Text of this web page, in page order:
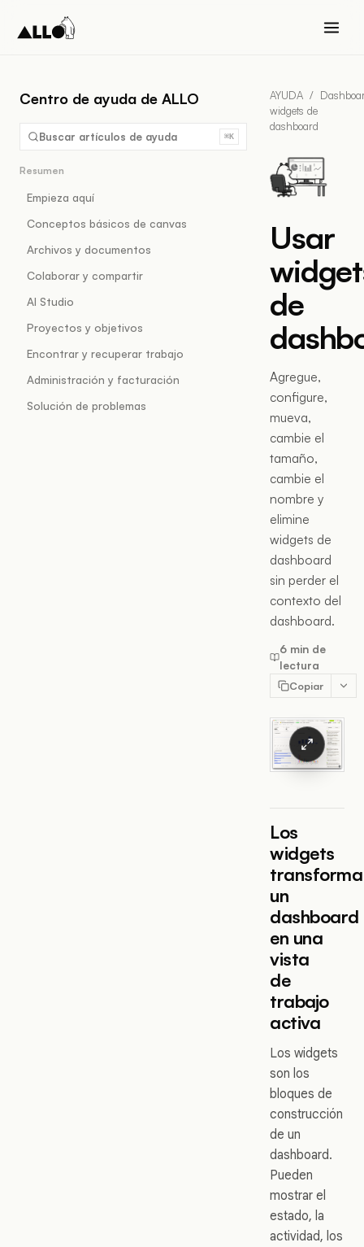
Centro de ayuda de ALLO
Buscar artículos de ayuda ⌘K
Resumen
Empieza aquí
Conceptos básicos de canvas
Archivos y documentos
Colaborar y compartir
AI Studio
Proyectos y objetivos
Encontrar y recuperar trabajo
Administración y facturación
Solución de problemas
AYUDA /
widgets de
dashboard
Usar
de
Agregue,
configure,
mueva,
cambie el
tamaño,
cambie el
nombre y
elimine
widgets de
dashboard
sin perder el
contexto del
dashboard.
6 min de
lectura
Copiar
Los
widgets
un
dashboard
en una
vista
de
trabajo
activa
Los widgets
son los
bloques de
construcción
de un
dashboard.
Pueden
mostrar el
estado, la
actividad, los